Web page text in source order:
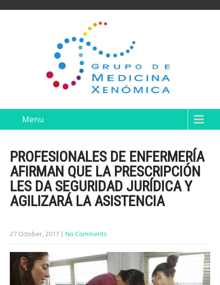
Menu
PROFESIONALES DE ENFERMERÍA
AFIRMAN QUE LA PRESCRIPCIÓN
LES DA SEGURIDAD JURÍDICA Y
AGILIZARÁ LA ASISTENCIA
27 October, 2017 | No Comments